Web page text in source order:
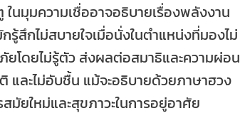
นมุมความเชื่ออาจอธิบายเรื่องพลังงาน
สึกไม่สบายใจเมื่อนั่งในตำแหน่งที่มองไม่
ยโดยไม่รู้ตัว ส่งผลต่อสมาธิและความผ่อน
และไม่อับชื้น แม้จะอธิบายด้วยภาษาฮวง
ยใหม่และสุขภาวะในการอยู่อาศัย